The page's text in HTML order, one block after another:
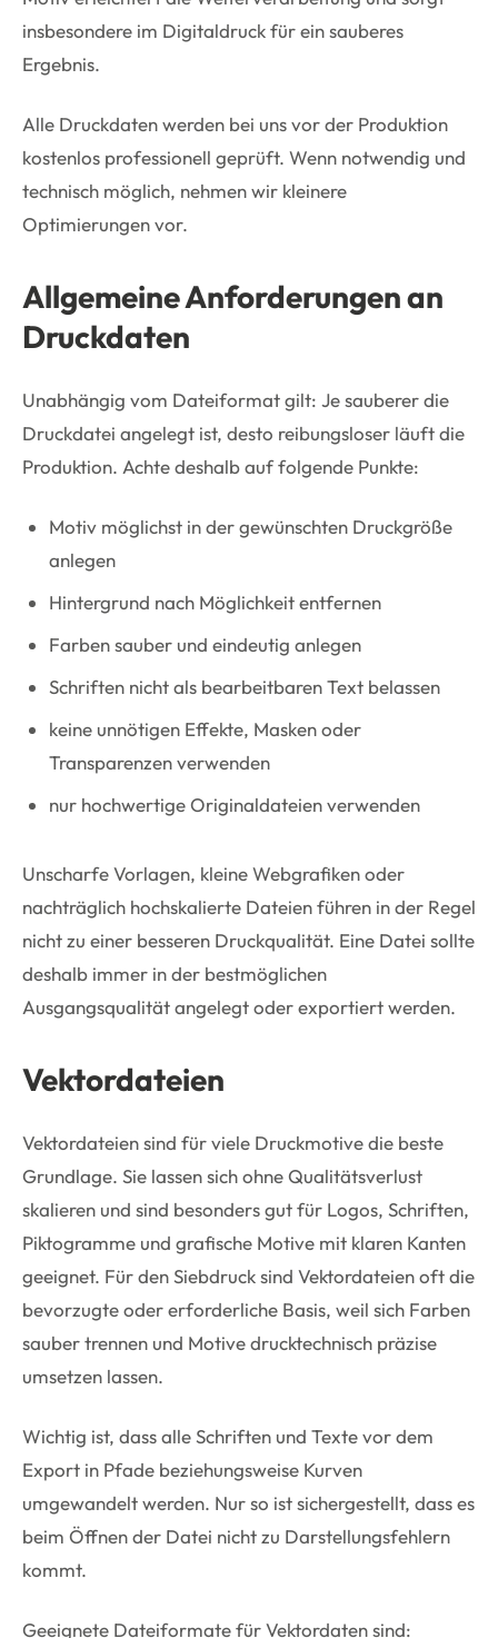
insbesondere im Digitaldruck für ein sauberes
Ergebnis.
Alle Druckdaten werden bei uns vor der Produktion
kostenlos professionell geprüft. Wenn notwendig und
technisch möglich, nehmen wir kleinere
Optimierungen vor.
Allgemeine Anforderungen an
Druckdaten
Unabhängig vom Dateiformat gilt: Je sauberer die
Druckdatei angelegt ist, desto reibungsloser läuft die
Produktion. Achte deshalb auf folgende Punkte:
Motiv möglichst in der gewünschten Druckgröße
anlegen
Hintergrund nach Möglichkeit entfernen
Farben sauber und eindeutig anlegen
Schriften nicht als bearbeitbaren Text belassen
keine unnötigen Effekte, Masken oder
Transparenzen verwenden
nur hochwertige Originaldateien verwenden
Unscharfe Vorlagen, kleine Webgrafiken oder
nachträglich hochskalierte Dateien führen in der Regel
nicht zu einer besseren Druckqualität. Eine Datei sollte
deshalb immer in der bestmöglichen
Ausgangsqualität angelegt oder exportiert werden.
Vektordateien
Vektordateien sind für viele Druckmotive die beste
Grundlage. Sie lassen sich ohne Qualitätsverlust
skalieren und sind besonders gut für Logos, Schriften,
Piktogramme und grafische Motive mit klaren Kanten
geeignet. Für den Siebdruck sind Vektordateien oft die
bevorzugte oder erforderliche Basis, weil sich Farben
sauber trennen und Motive drucktechnisch präzise
umsetzen lassen.
Wichtig ist, dass alle Schriften und Texte vor dem
Export in Pfade beziehungsweise Kurven
umgewandelt werden. Nur so ist sichergestellt, dass es
beim Öffnen der Datei nicht zu Darstellungsfehlern
kommt.
Geeignete Dateiformate für Vektordaten sind: